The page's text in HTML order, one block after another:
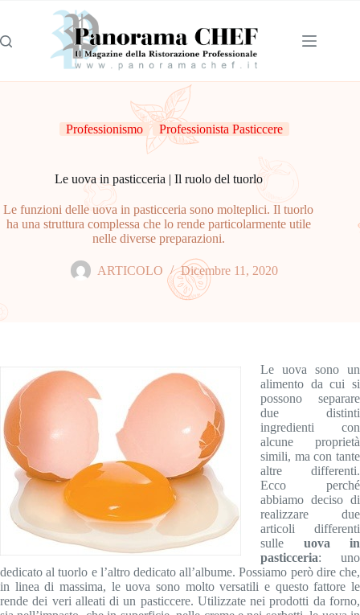
Professionismo Professionista Pasticcere
Le uova in pasticceria | Il ruolo del tuorlo
Le funzioni delle uova in pasticceria sono molteplici. Il tuorlo
ha una struttura complessa che lo rende particolarmente utile
nelle diverse preparazioni.
ARTICOLO Dicembre 11, 2020
Le uova sono un
alimento da cui si
possono separare
due distinti
ingredienti con
alcune proprietà
simili, ma con tante
altre differenti.
Ecco perché
abbiamo deciso di
realizzare due
articoli differenti
sulle uova in
pasticceria: uno
dedicato al tuorlo e l’altro dedicato all’albume. Possiamo però dire che,
in linea di massima, le uova sono molto versatili e questo fattore le
rende dei veri alleati di un pasticcere. Utilizzate nei prodotti da forno,